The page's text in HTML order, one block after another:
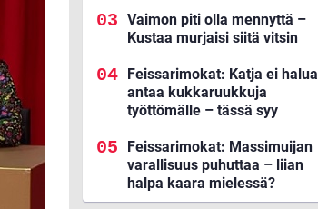
Vaimon piti olla mennyttä –
Kustaa murjaisi siitä vitsin
Feissarimokat: Katja ei halua
antaa kukkaruukkuja
työttömälle – tässä syy
Feissarimokat: Massimuijan
varallisuus puhuttaa – liian
halpa kaara mielessä?